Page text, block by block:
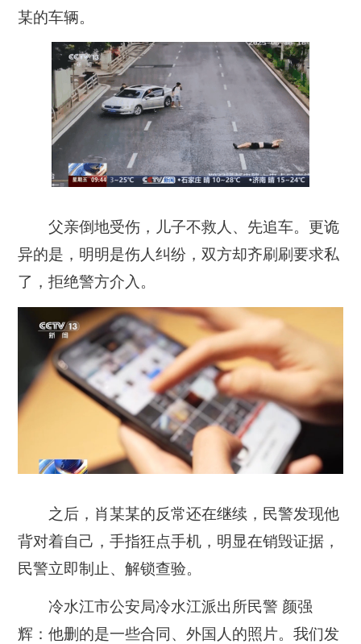
某的车辆。
父亲倒地受伤，儿子不救人、先追车。更诡
异的是，明明是伤人纠纷，双方却齐刷刷要求私
了，拒绝警方介入。
之后，肖某某的反常还在继续，民警发现他
背对着自己，手指狂点手机，明显在销毁证据，
民警立即制止、解锁查验。
冷水江市公安局冷水江派出所民警 颜强
辉：他删的是一些合同、外国人的照片。我们发